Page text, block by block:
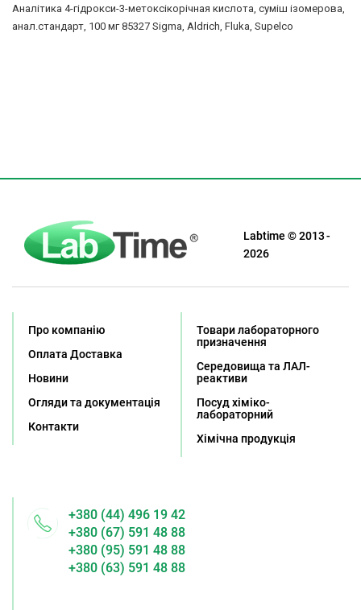
Аналітика 4-гідрокси-3-метоксікорічная кислота, суміш ізомерова,
анал.стандарт, 100 мг 85327 Sigma, Aldrich, Fluka, Supelco
Labtime © 2013 -
2026
Про компанію
Оплата Доставка
Новини
Огляди та документація
Контакти
Товари лабораторного
призначення
Середовища та ЛАЛ-
реактиви
Посуд хіміко-
лабораторний
Хімічна продукція
+380 (44) 496 19 42
+380 (67) 591 48 88
+380 (95) 591 48 88
+380 (63) 591 48 88